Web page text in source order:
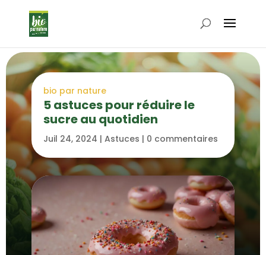
bio par nature
5 astuces pour réduire le
sucre au quotidien
Juil 24, 2024 | Astuces | 0 commentaires